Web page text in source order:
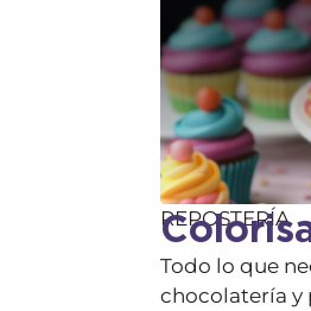
REPOSTERÍA
Todo lo que
chocolatería y